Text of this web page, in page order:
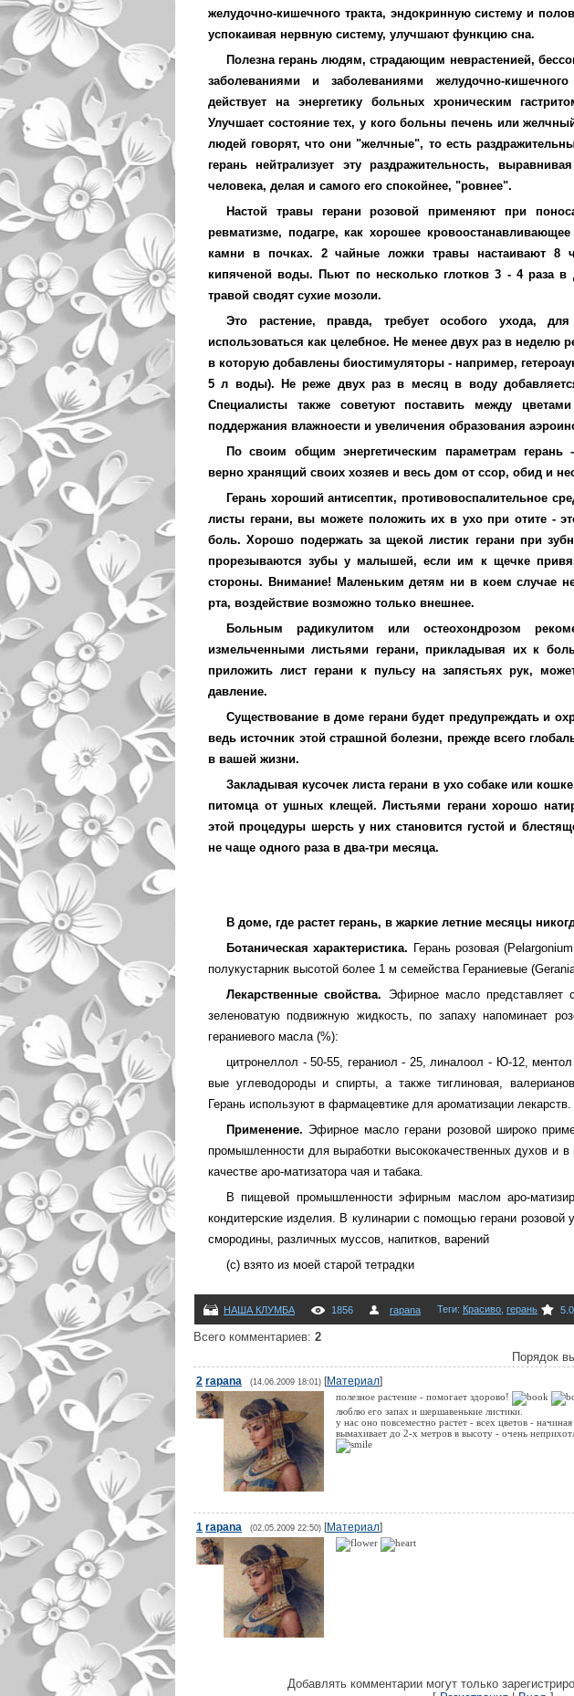
желудочно-кишечного тракта, эндокринную систему и
успокаивая нервную систему, улучшают функцию сна.
Полезна герань людям, страдающим неврастенией,
заболеваниями и заболеваниями желудочно-
действует на энергетику больных хроническим
Улучшает состояние тех, у кого больны печень или
людей говорят, что они "желчные", то есть
герань нейтрализует эту раздражительность,
человека, делая и самого его спокойнее, "ровнее".
Настой травы герани розовой применяют при
ревматизме, подагре, как хорошее
камни в почках. 2 чайные ложки травы настаивают 8
кипяченой воды. Пьют по несколько глотков 3 - 4 раза в
травой сводят сухие мозоли.
Это растение, правда, требует особого ухода,
использоваться как целебное. Не менее двух раз в неделю
в которую добавлены биостимуляторы - например,
5 л воды). Не реже двух раз в месяц в воду
Специалисты также советуют поставить между
поддержания влажноести и увеличения образования
По своим общим энергетическим параметрам герань -
верно хранящий своих хозяев и весь дом от ссор, обид и
Герань хороший антисептик, противовоспалительное
листы герани, вы можете положить их в ухо при отите -
боль. Хорошо подержать за щекой листик герани при
прорезываются зубы у малышей, если им к щечке
стороны. Внимание! Маленьким детям ни в коем случае
рта, воздействие возможно только внешнее.
Больным радикулитом или остеохондрозом
измельченными листьями герани, прикладывая их к
приложить лист герани к пульсу на запястьях рук,
давление.
Существование в доме герани будет предупреждать и
ведь источник этой страшной болезни, прежде всего
в вашей жизни.
Закладывая кусочек листа герани в ухо собаке или
питомца от ушных клещей. Листьями герани хорошо
этой процедуры шерсть у них становится густой и
не чаще одного раза в два-три месяца.
В доме, где растет герань, в жаркие летние месяцы
Ботаническая характеристика. Герань розовая
полукустарник высотой более 1 м семейства Гераниевые
Лекарственные свойства. Эфирное масло представляет
зеленоватую подвижную жидкость, по запаху напоминает
гераниевого масла (%):
цитронеллол - 50-55, гераниол - 25, линалоол - Ю-12, ментол
вые углеводороды и спирты, а также тиглиновая,
Герань используют в фармацевтике для ароматизации лекарств.
Применение. Эфирное масло герани розовой широко
промышленности для выработки высококачественных духов и
качестве аро-матизатора чая и табака.
В пищевой промышленности эфирным маслом аро-
кондитерские изделия. В кулинарии с помощью герани розовой
смородины, различных муссов, напитков, варений
(c) взято из моей старой тетрадки
НАША КЛУМБА 1856 rapana Теги: Красиво герань 5.0
Всего комментариев: 2
Порядок
2 rapana (14.06.2009 18:01) [Материал]
полезное растение - помогает здорово!
люблю его запах и шершавенькие листики.
у нас оно повсеместно растет - всех цветов -
вымахивает до 2-х метров в высоту - очень
1 rapana (02.05.2009 22:50) [Материал]
Добавлять комментарии могут только